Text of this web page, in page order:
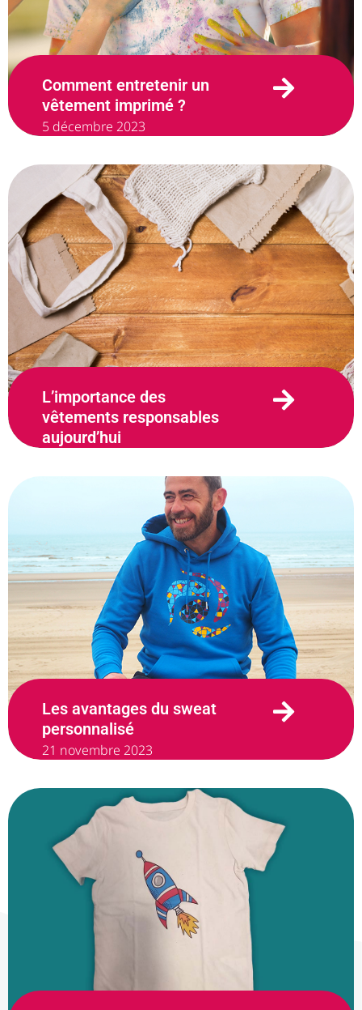
Comment entretenir un
vêtement imprimé ?
5 décembre 2023
L’importance des
vêtements responsables
aujourd’hui
Les avantages du sweat
personnalisé
21 novembre 2023